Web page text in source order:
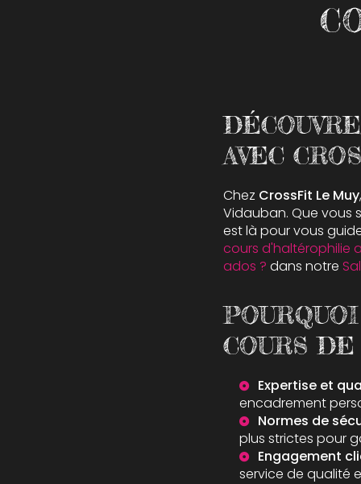
AVEC
Chez CrossFit Le Muy
Vidauban. Que vous
est là pour vous
cours d'haltérophilie
ados ? dans notre
COURS DE
Expertise et
encadrement
Normes de
plus strictes pour
Engagement
service de qualité